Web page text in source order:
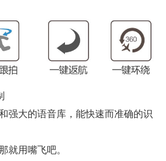
强大的语音库，能快速而准确的识
就用嘴飞吧。